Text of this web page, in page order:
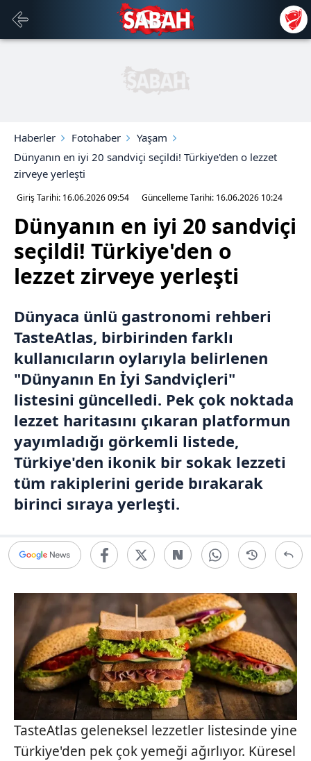
Haberler Fotohaber
Yaşam
Dünyanın en iyi 20 sandviçi seçildi! Türkiye'den o lezzet
zirveye yerleşti
Giriş Tarihi: 16.06.202609:54 Güncelleme Tarihi: 16.06.2026 10:24
Dünyanın en iyi 20 sandviçi
seçildi! Türkiye'den o
lezzet zirveye yerleşti
Dünyaca ünlü gastronomi rehberi
TasteAtlas, birbirinden farklı
kullanıcıların oylarıyla belirlenen
"Dünyanın En İyi Sandviçleri"
listesini güncelledi. Pek çok noktada
lezzet haritasını çıkaran platformun
yayımladığı görkemli listede,
Türkiye'den ikonik bir sokak lezzeti
tüm rakiplerini geride bırakarak
birinci sıraya yerleşti.
TasteAtlas geleneksel lezzetler listesinde yine
Türkiye'den pek çok yemeği ağırlıyor. Küresel